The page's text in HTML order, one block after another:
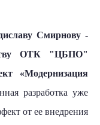
Смирнову -
ОТК "ЦБПО"
«Модернизация
разработка уже
от ее внедрения